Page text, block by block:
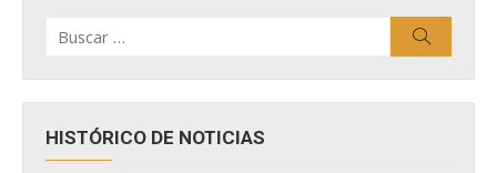
por:
HISTÓRICO DE NOTICIAS